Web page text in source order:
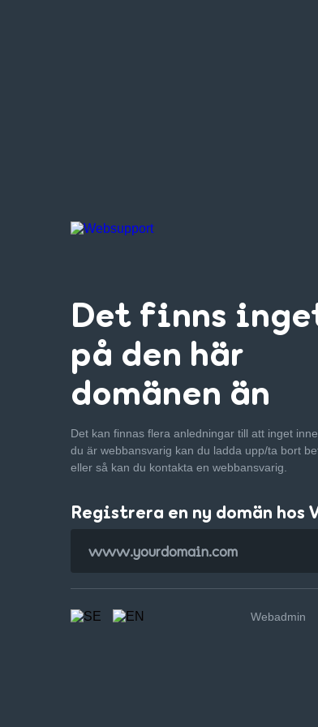
Det finns
på den här
domänen än
Det kan finnas flera anledningar till att inget
du är webbansvarig kan du ladda upp/ta bort
eller så kan du kontakta en webbansvarig.
Registrera en ny domän hos
Webadmin